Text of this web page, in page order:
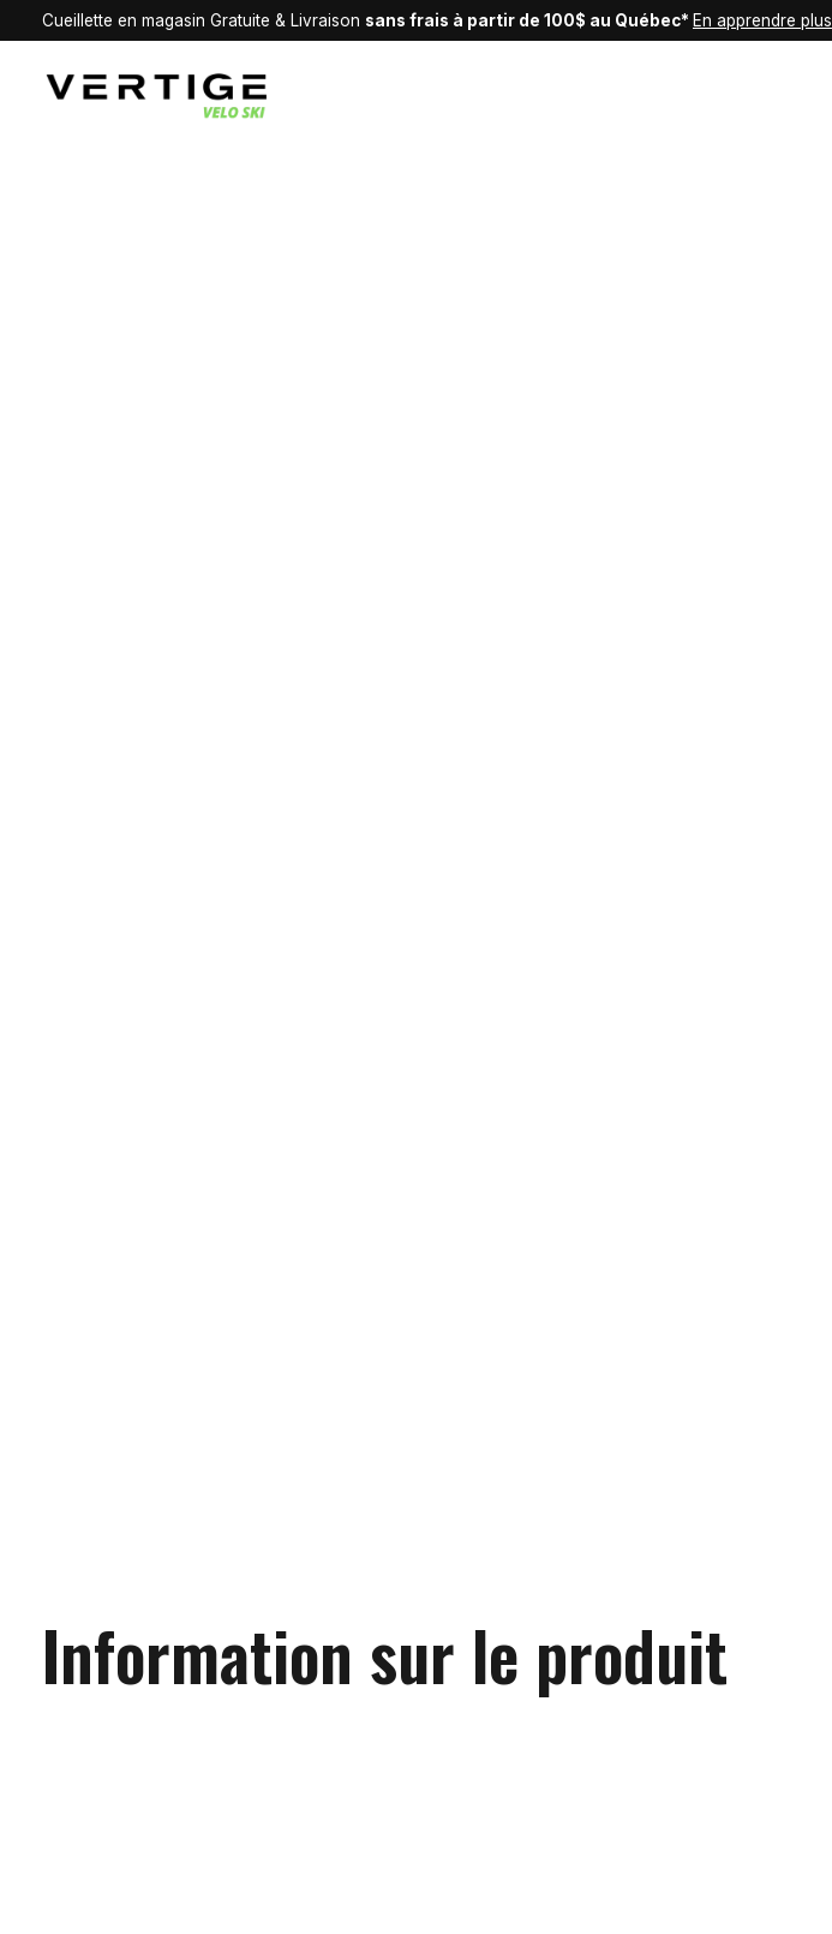
Cueillette en magasin Gratuite & Livraison sans frais à partir de 100$ au Québec* En apprendre plus
Information sur le produit